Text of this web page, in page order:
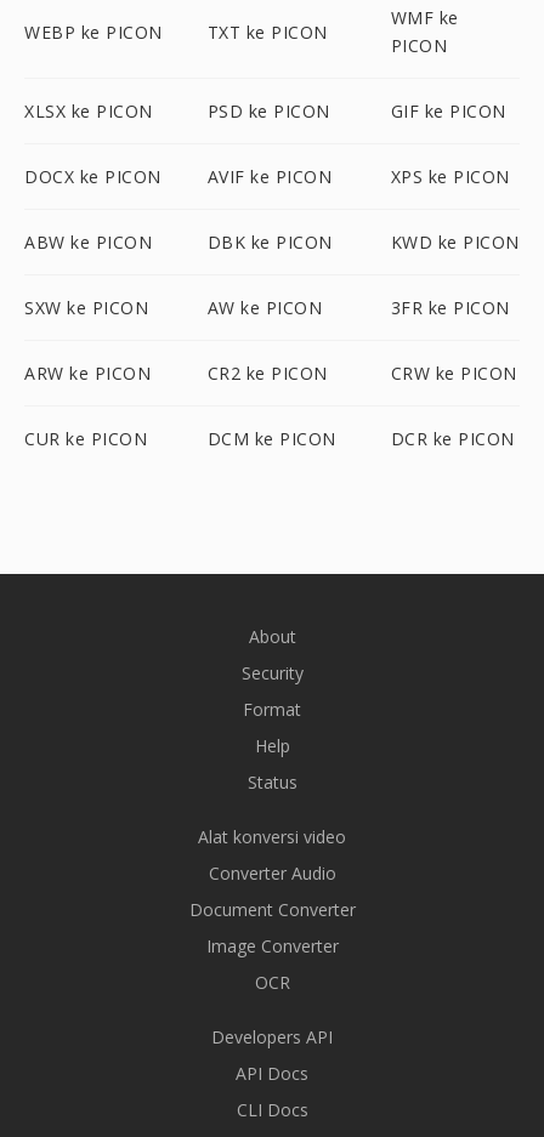
WEBP ke PICON TXT ke PICON
WMF ke
PICON
XLSX ke PICON PSD ke PICON GIF ke PICON
DOCX ke PICON AVIF ke PICON XPS ke PICON
ABW ke PICON DBK ke PICON KWD ke PICON
SXW ke PICON AW ke PICON 3FR ke PICON
ARW ke PICON CR2 ke PICON CRW ke PICON
CUR ke PICON DCM ke PICON DCR ke PICON
About
Security
Format
Help
Status
Alat konversi video
Converter Audio
Document Converter
Image Converter
OCR
Developers API
API Docs
CLI Docs